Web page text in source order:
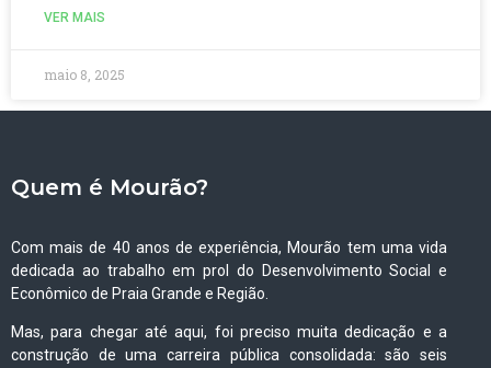
VER MAIS
maio 8, 2025
Quem é Mourão?
Com mais de 40 anos de experiência, Mourão tem uma vida
dedicada ao trabalho em prol do Desenvolvimento Social e
Econômico de Praia Grande e Região.
Mas, para chegar até aqui, foi preciso muita dedicação e a
construção de uma carreira pública consolidada: são seis